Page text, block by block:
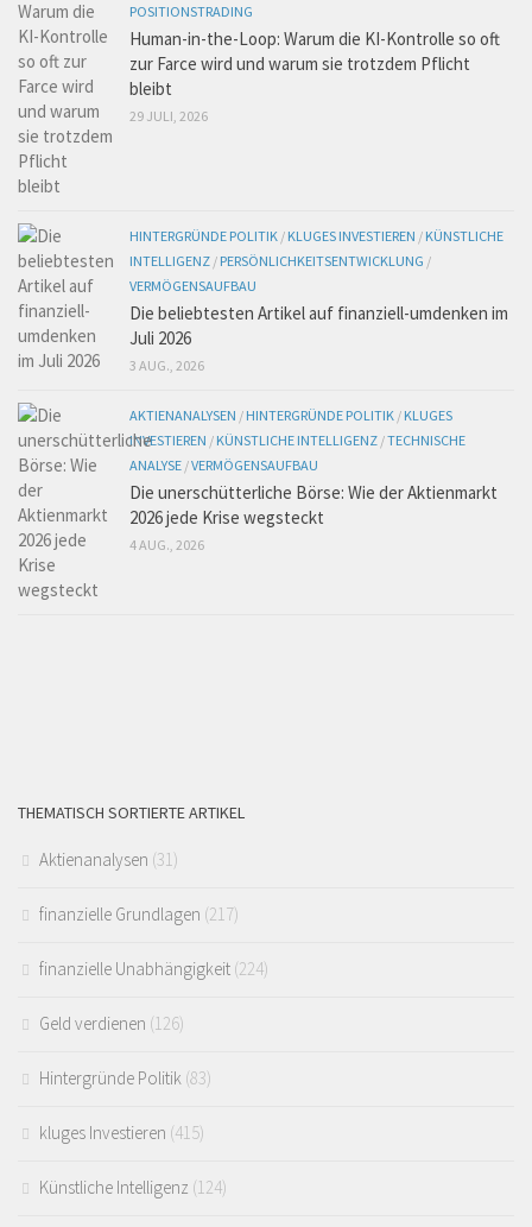
POSITIONSTRADING
Human-in-the-Loop: Warum die KI-Kontrolle so oft
zur Farce wird und warum sie trotzdem Pflicht
bleibt
29 JULI, 2026
HINTERGRÜNDE POLITIK / KLUGES INVESTIEREN / KÜNSTLICHE
INTELLIGENZ / PERSÖNLICHKEITSENTWICKLUNG /
VERMÖGENSAUFBAU
Die beliebtesten Artikel auf finanziell-umdenken im
Juli 2026
3 AUG., 2026
AKTIENANALYSEN / HINTERGRÜNDE POLITIK / KLUGES
INVESTIEREN / KÜNSTLICHE INTELLIGENZ /TECHNISCHE
ANALYSE /VERMÖGENSAUFBAU
Die unerschütterliche Börse: Wie der Aktienmarkt
2026 jede Krise wegsteckt
4 AUG., 2026
THEMATISCH SORTIERTE ARTIKEL
Aktienanalysen (31)
finanzielle Grundlagen (217)
finanzielle Unabhängigkeit (224)
Geld verdienen (126)
Hintergründe Politik (83)
kluges Investieren (415)
Künstliche Intelligenz (124)